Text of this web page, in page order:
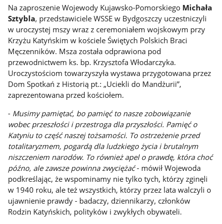
Na zaproszenie Wojewody Kujawsko-Pomorskiego Michała
Sztybla, przedstawiciele WSSE w Bydgoszczy uczestniczyli
w uroczystej mszy wraz z ceremoniałem wojskowym przy
Krzyżu Katyńskim w kościele Świętych Polskich Braci
Męczenników. Msza została odprawiona pod
przewodnictwem ks. bp. Krzysztofa Włodarczyka.
Uroczystościom towarzyszyła wystawa przygotowana przez
Dom Spotkań z Historią pt.: „Uciekli do Mandżurii”,
zaprezentowana przed kościołem.
- Musimy pamiętać, bo pamięć to nasze zobowiązanie
wobec przeszłości i przestroga dla przyszłości. Pamięć o
Katyniu to część naszej tożsamości. To ostrzeżenie przed
totalitaryzmem, pogardą dla ludzkiego życia i brutalnym
niszczeniem narodów. To również apel o prawdę, która choć
późno, ale zawsze powinna zwyciężać- mówił Wojewoda
podkreślając, że wspominamy nie tylko tych, którzy zginęli
w 1940 roku, ale też wszystkich, którzy przez lata walczyli o
ujawnienie prawdy - badaczy, dziennikarzy, członków
Rodzin Katyńskich, polityków i zwykłych obywateli.